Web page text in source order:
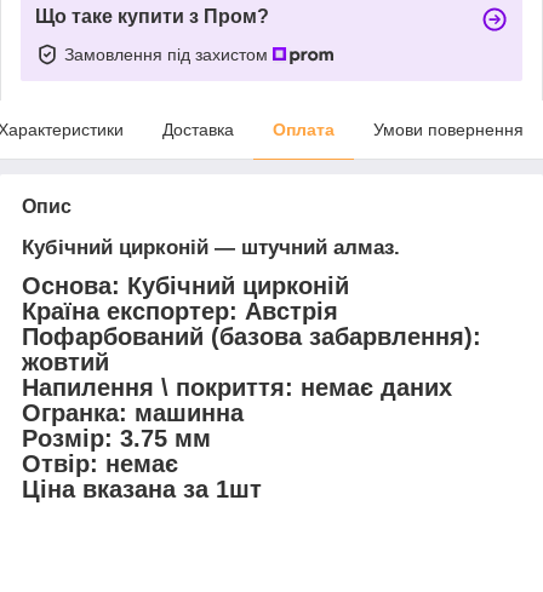
Що таке купити з Пром?
Замовлення під захистом
Доставка Оплата Умови повернення
Опис
Кубічний цирконій — штучний алмаз.
Основа: Кубічний цирконій
Країна експортер: Австрія
Пофарбований (базова забарвлення):
жовтий
Напилення \ покриття: немає даних
Огранка: машинна
Розмір: 3.75 мм
Отвір: немає
Ціна вказана за 1шт